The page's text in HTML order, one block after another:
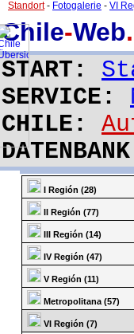
Chile-Web
START:
SERVICE:
CHILE:
Standort- Fotogalerie - VI
I Región (28)
II Región (77)
III Región (14)
IV Región (47)
V Región (11)
Metropolitana (57)
VI Región (7)